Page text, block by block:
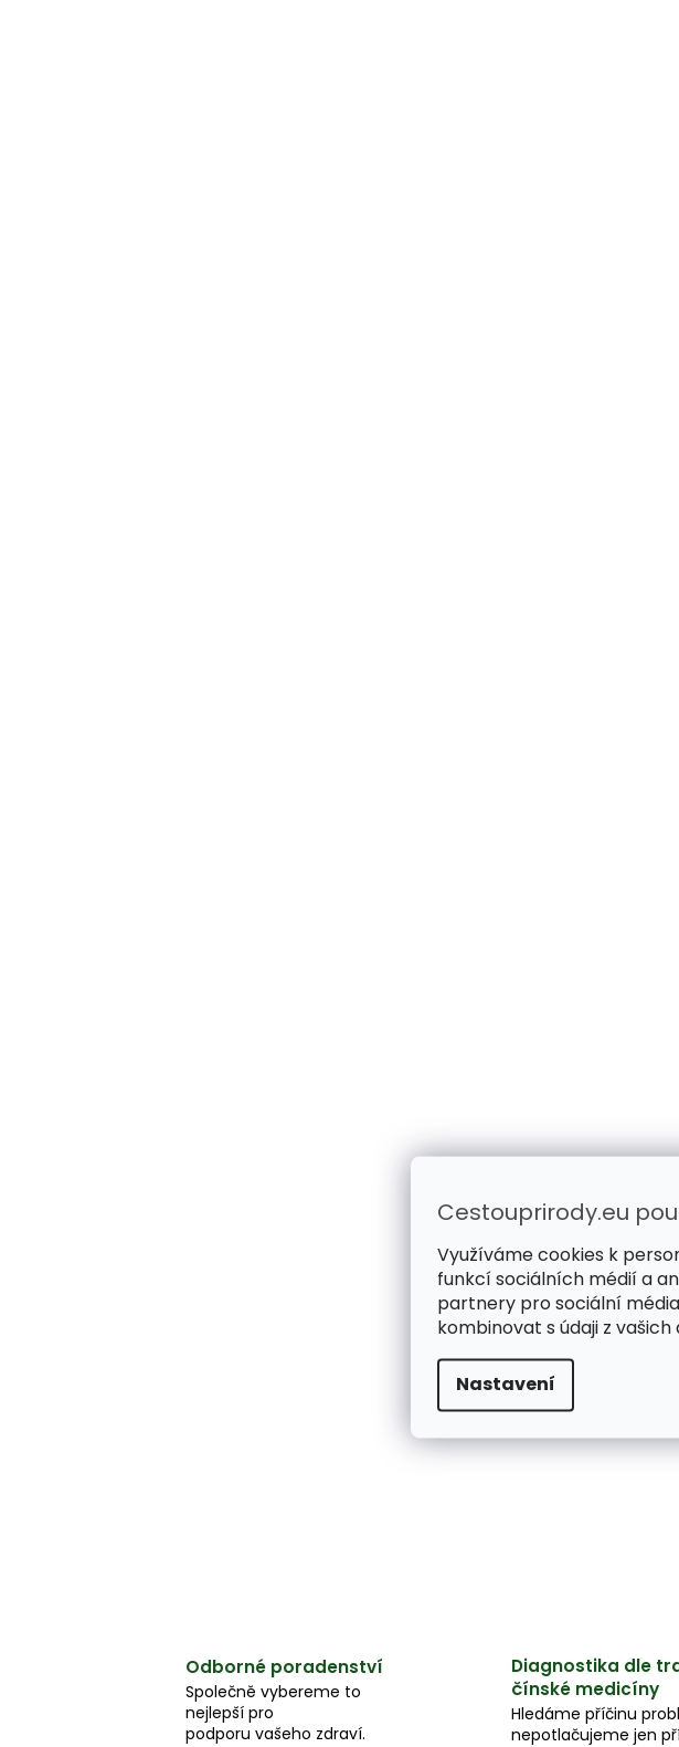
Cestouprirody.eu
Využíváme cookies k
funkcí sociálních médií a
partnery pro sociální
kombinovat s údaji z
Nastavení
Odborné poradenství
Společně vybereme to
nejlepší pro
podporu vašeho zdraví.
Diagnostika dle
čínské medicíny
Hledáme příčinu
nepotlačujeme jen